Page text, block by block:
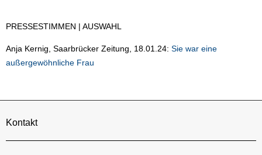
PRESSESTIMMEN | AUSWAHL
Anja Kernig, Saarbrücker Zeitung, 18.01.24: Sie war eine
außergewöhnliche Frau
Kontakt